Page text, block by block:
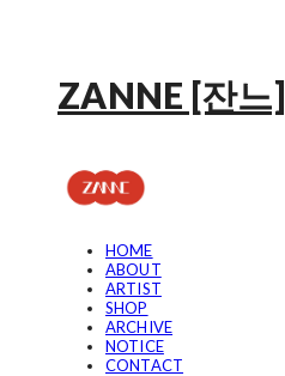
ZANNE [잔느]
HOME
ABOUT
ARTIST
SHOP
ARCHIVE
NOTICE
CONTACT